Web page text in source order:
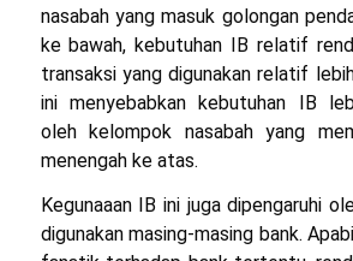
nasabah yang masuk golongan
ke bawah, kebutuhan IB relatif
transaksi yang digunakan relatif
ini menyebabkan kebutuhan IB
oleh kelompok nasabah yang
menengah ke atas.
Kegunaaan IB ini juga dipengaruhi
digunakan masing-masing bank.